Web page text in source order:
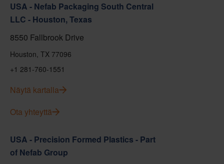
USA - Nefab Packaging South Central
LLC - Houston, Texas
8550 Fallbrook Drive
Houston, TX 77096
+1 281-760-1551
Näytä kartalla
Ota yhteyttä
USA - Precision Formed Plastics - Part
of Nefab Group